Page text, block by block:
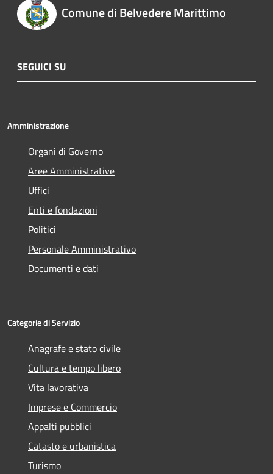
Comune di Belvedere Marittimo
SEGUICI SU
Amministrazione
Organi di Governo
Aree Amministrative
Uffici
Enti e fondazioni
Politici
Personale Amministrativo
Documenti e dati
Categorie di Servizio
Anagrafe e stato civile
Cultura e tempo libero
Vita lavorativa
Imprese e Commercio
Appalti pubblici
Catasto e urbanistica
Turismo